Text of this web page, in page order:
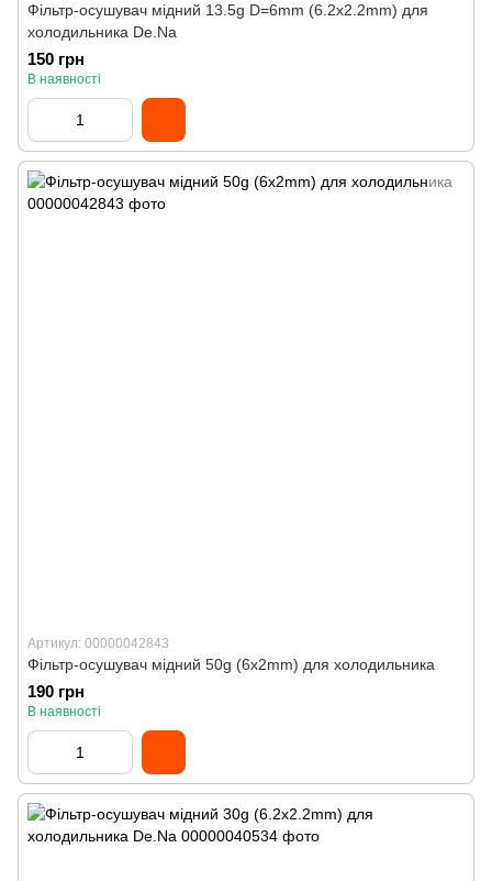
Фільтр-осушувач мідний 13.5g D=6mm (6.2x2.2mm) для
холодильника De.Na
150 грн
В наявності
Артикул: 00000042843
Фільтр-осушувач мідний 50g (6x2mm) для холодильника
190 грн
В наявності